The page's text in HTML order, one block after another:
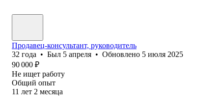
Продавец-консультант, руководитель
32 года • Был 5 апреля • Обновлено 5 июля 2025
90 000 ₽
Не ищет работу
Общий опыт
11 лет 2 месяца